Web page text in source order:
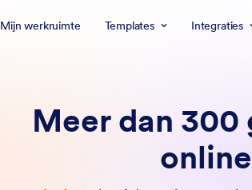
Mijn werkruimte Templates Integraties
Meer dan